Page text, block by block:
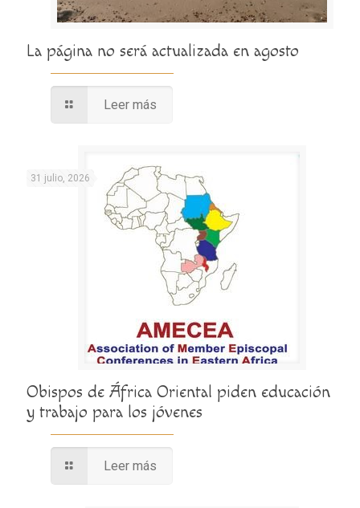
La página no será actualizada en agosto
Leer más
31 julio, 2026
Obispos de África Oriental piden educación
y trabajo para los jóvenes
Leer más